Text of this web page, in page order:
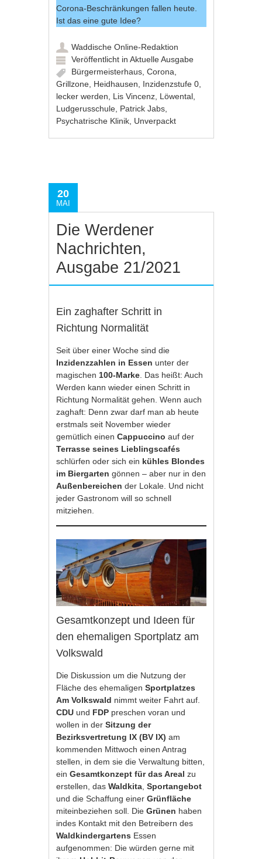
Corona-Beschränkungen fallen heute.
Ist das eine gute Idee?
Waddische Online-Redaktion
Veröffentlicht inAktuelle Ausgabe
Bürgermeisterhaus ,Corona
Grillzone Heidhausen Inzidenzstufe 0
lecker werden
Lis Vincenz Löwental
Ludgerusschule Patrick Jabs
Psychatrische Klinik Unverpackt
20
MAI
Die Werdener
Nachrichten,
Ausgabe 21/2021
Ein zaghafter Schritt in
Richtung Normalität
Seit über einer Woche sind die
Inzidenzzahlen in Essen unter der
magischen 100-Marke . Das heißt: Auch
Werden kann wieder einen Schritt in
Richtung Normalität gehen. Wenn auch
zaghaft: Denn zwar darf man ab heute
erstmals seit November wieder
gemütlich einenCappuccinoauf der
Terrasse seines Lieblingscafés
schlürfen oder sich ein kühles Blondes
im Biergarten gönnen – aber nur in den
Außenbereichender Lokale. Und nicht
jeder Gastronom will so schnell
mitziehen.
Gesamtkonzept und Ideen für
den ehemaligen Sportplatz am
Volkswald
Die Diskussion um die Nutzung der
Fläche des ehemaligenSportplatzes
Am Volkswald nimmt weiter Fahrt auf.
CDU und FDP preschen voran und
wollen in derSitzung der
Bezirksvertretung IX (BV IX) am
kommenden Mittwoch einen Antrag
stellen, in dem sie die Verwaltung bitten,
einGesamtkonzept für das Areal zu
erstellen, dasWaldkita ,Sportangebot
und die Schaffung einerGrünfläche
miteinbeziehen soll. DieGrünen haben
indes Kontakt mit den Betreibern des
Waldkindergartens Essen
aufgenommen: Die würden gerne mit